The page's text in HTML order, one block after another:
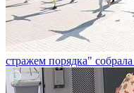
стражем порядка"